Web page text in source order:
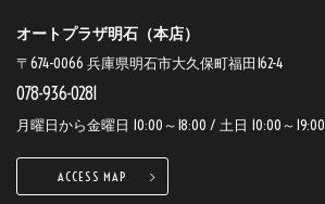
オートプラザ明石（本店）
〒674-0066 兵庫県明石市大久保町福田162-4
078-936-0281
月曜日から金曜日 10:00～18:00 / 土日 10:00～19:00
ACCESS MAP